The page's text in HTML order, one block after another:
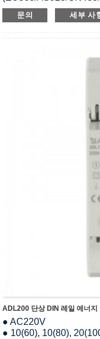
● 측정 : 3상 전압, 전류,
● 적용분야 : 빌딩, 공
문의 세부 사
ADL200 단상 DIN 레일 에너지
● AC220V
● 10(60), 10(80),